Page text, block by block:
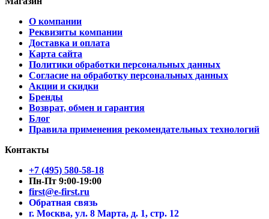
О компании
Реквизиты компании
Доставка и оплата
Карта сайта
Политики обработки персональных данных
Согласие на обработку персональных данных
Акции и скидки
Бренды
Возврат, обмен и гарантия
Блог
Правила применения рекомендательных технологий
Контакты
+7 (495) 580-58-18
Пн-Пт 9:00-19:00
first@e-first.ru
Обратная связь
г. Москва, ул. 8 Марта, д. 1, стр. 12